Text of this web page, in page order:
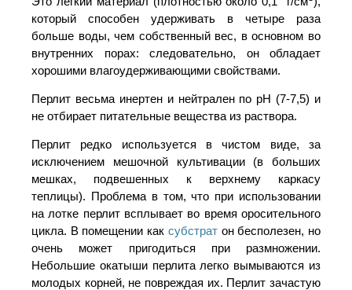
который способен удерживать в четыре раза
больше воды, чем собственный вес, в основном во
внутренних порах: следовательно, он обладает
хорошими влагоудерживающими свойствами.
Перлит весьма инертен и нейтрален по pH (7-7,5) и
не отбирает питательные вещества из раствора.
Перлит редко используется в чистом виде, за
исключением мешочной культивации (в больших
мешках, подвешенных к верхнему каркасу
теплицы). Проблема в том, что при использовании
на лотке перлит всплывает во время оросительного
цикла. В помещении как субстратон бесполезен, но
очень может пригодиться при размножении.
Небольшие окатыши перлита легко вымываются из
молодых корней, не повреждая их. Перлит зачастую